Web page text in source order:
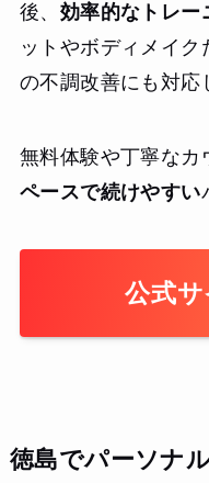
後、 効率的なトレー
ットやボディメイ
の不調改善にも対応
無料体験や丁寧なカ
ペースで続けやすい
公式
徳島でパーソナ